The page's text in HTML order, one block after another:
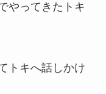
やってきたトキ
トキへ話しかけ